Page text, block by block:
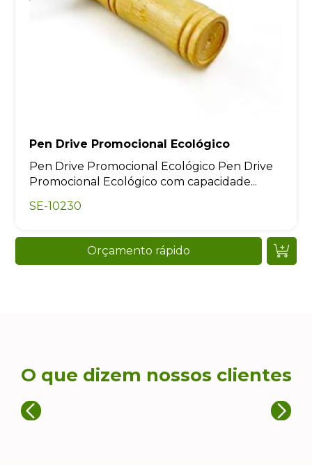
Pen Drive Promocional Ecológico
Pen Drive Promocional Ecológico Pen Drive
Promocional Ecológico com capacidade...
SE-10230
Orçamento rápido
O que dizem nossos clientes